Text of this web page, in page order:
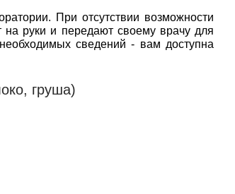
При отсутствии возможности
руки и передают своему врачу для
сведений - вам доступна
груша)